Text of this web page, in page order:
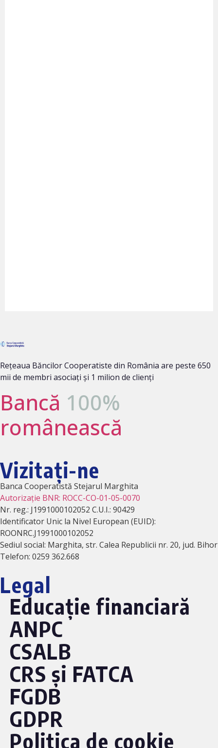
Rețeaua Băncilor Cooperatiste din România are peste 650
mii de membri asociați și 1 milion de clienți
Bancă 100%
românească
Vizitați-ne
Banca Cooperatistă Stejarul Marghita
Autorizație BNR: ROCC-CO-01-05-0070
Nr. reg.: J1991000102052 C.U.I.: 90429
Identificator Unic la Nivel European (EUID):
ROONRC.J1991000102052
Sediul social: Marghita, str. Calea Republicii nr. 20, jud. Bihor
Telefon: 0259 362.668
Legal
Educație financiară
ANPC
CSALB
CRS și FATCA
FGDB
GDPR
Politica de cookie